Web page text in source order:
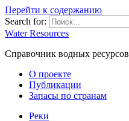
Перейти к содержанию
Search for:
Water Resources
Справочник водных ресурсов
О проекте
Публикации
Запасы по странам
Реки